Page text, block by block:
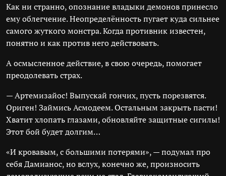
Как ни странно, опознание владыки демонов принесло
ему облегчение. Неопределённость пугает куда сильнее
самого жуткого монстра. Когда противник известен,
понятно и как против него действовать.
А осмысленное действие, в свою очередь, помогает
преодолевать страх.
— Артемизайос! Выпускай гончих, пусть порезвятся.
Ориген! Займись Асмодеем. Остальным закрыть пасти!
Хватит хлопать глазами, обновляйте защитные сигилы!
Этот бой будет долгим…
«И кровавым, с большими потерями», — подумал про
себя Дамианос, но вслух, конечно же, произносить